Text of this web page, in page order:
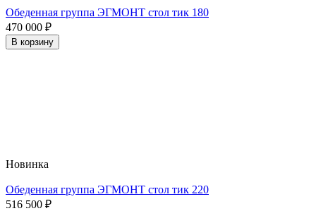
Обеденная группа ЭГМОНТ стол тик 180
470 000 ₽
В корзину
Новинка
Обеденная группа ЭГМОНТ стол тик 220
516 500 ₽